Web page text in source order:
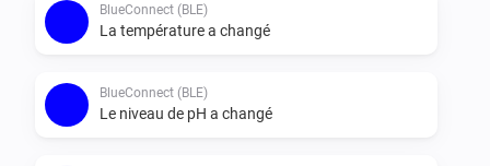
BlueConnect (BLE)
La température a changé
BlueConnect (BLE)
Le niveau de pH a changé